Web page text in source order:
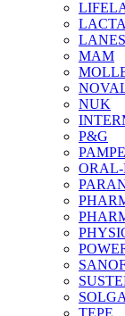
LANES
MAM
NUK
P&G
ORAL-
TEPE